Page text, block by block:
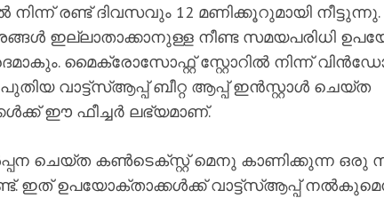
രണ്ട് ദിവസവും 12 മണിക്കൂറുമായി നീട്ടുന്നു.
ഇല്ലാതാക്കാനുള്ള നീണ്ട സമയപരിധി
മൈക്രോസോഫ്റ്റ് സ്റ്റോറില്‍ നിന്ന് വിന്‍ഡോസ്
വാട്ട്‌സ്‌ആപ്പ് ബീറ്റ ആപ്പ് ഇന്‍സ്റ്റാള്‍ ചെയ്ത
ഈ ഫീച്ചര്‍ ലഭ്യമാണ്.
ചെയ്ത കണ്‍ടെക്സ്റ്റ് മെനു കാണിക്കുന്ന ഒരു
ഉണ്ട്. ഇത് ഉപയോക്താക്കള്‍ക്ക് വാട്ട്‌സ്‌ആപ്പ്